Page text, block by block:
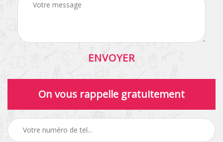
On vous rappelle gratuitement